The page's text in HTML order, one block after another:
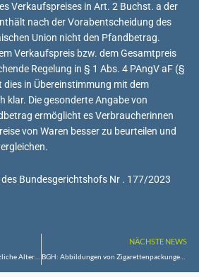
Verkaufspreises in Art. 2 Buchst. a der
nach der Vorabentscheidung des
Union nicht den Pfandbetrag.
Verkaufspreis bzw. dem Gesamtpreis
Regelung in § 1 Abs. 4 PAngV aF (§
dies in Übereinstimmung mit dem
klar. Die gesonderte Angabe von
ermöglicht es Verbraucherinnen
von Waren besser zu beurteilen und
Bundesgerichtshofs Nr . 177/2023
NÄCHSTE NEWS
BGH: Abbildungen von Zigarettenpackungen auf Ausgabeautomaten müssen gesundheitsbezogene Warnhinweise zeigen